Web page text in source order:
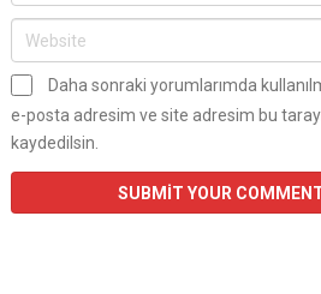
Daha sonraki yorumlarımda
e-posta adresim ve site adresim bu
kaydedilsin.